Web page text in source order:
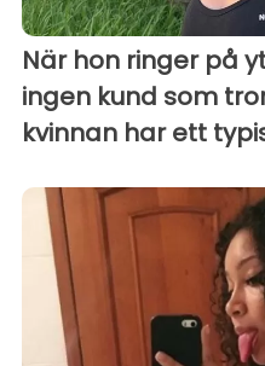
När hon ringer på
ingen kund som
kvinnan har ett